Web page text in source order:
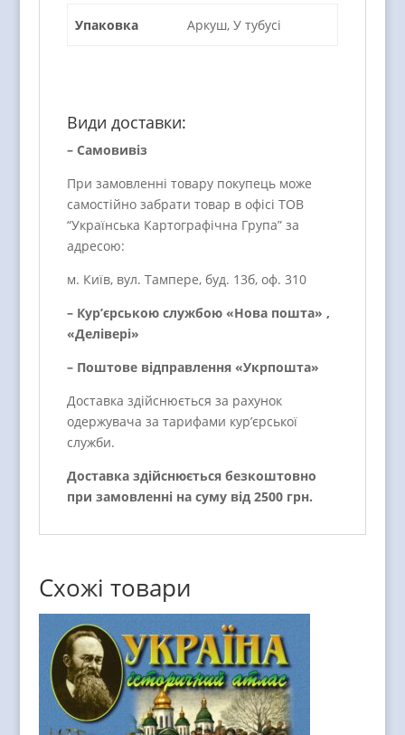
Упаковка Аркуш, У тубусі
Види доставки:
– Самовивіз
При замовленні товару покупець може
самостійно забрати товар в офісі ТОВ
“Українська Картографічна Група” за
адресою:
м. Київ, вул. Тампере, буд. 13б, оф. 310
– Кур’єрською службою «Нова пошта» ,
«Делівері»
– Поштове відправлення «Укрпошта»
Доставка здійснюється за рахунок
одержувача за тарифами кур’єрської
служби.
Доставка здійснюється безкоштовно
при замовленні на суму від 2500 грн.
Схожі товари